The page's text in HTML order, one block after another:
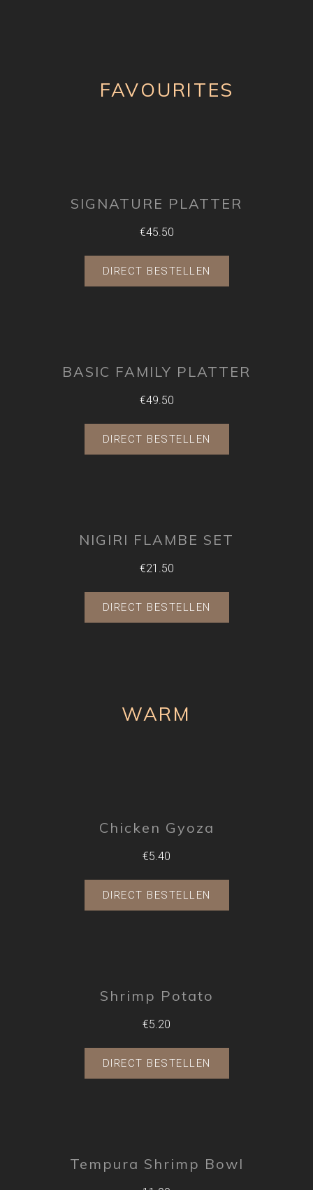
FAVOURITES
SIGNATURE PLATTER
€45.50
DIRECT BESTELLEN
BASIC FAMILY PLATTER
€49.50
DIRECT BESTELLEN
NIGIRI FLAMBE SET
€21.50
DIRECT BESTELLEN
WARM
Chicken Gyoza
€5.40
DIRECT BESTELLEN
Shrimp Potato
€5.20
DIRECT BESTELLEN
Tempura Shrimp Bowl